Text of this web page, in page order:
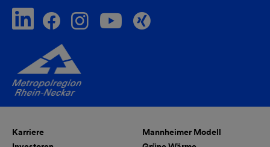
Karriere
Mannheimer Modell